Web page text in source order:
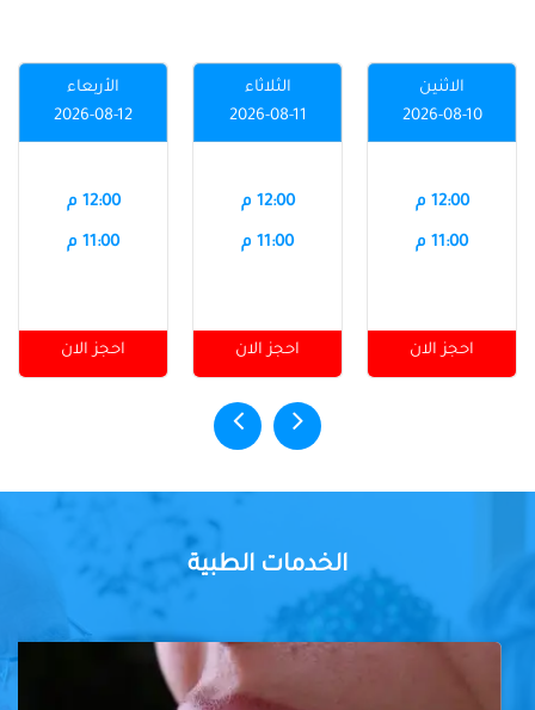
الاثنين
2026-08-10
12:00 م
11:00 م
احجز الان
الثلاثاء
2026-08-11
12:00 م
11:00 م
احجز الان
الأربعاء
2026-08-12
12:00 م
11:00 م
احجز الان
الخدمات الطبية